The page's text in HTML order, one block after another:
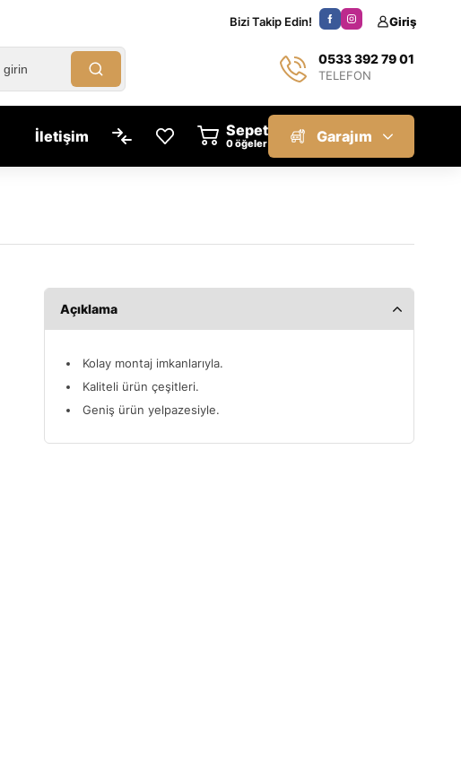
Bizi Takip Edin! Giriş
0533 392 79 01
TELEFON
İletişim Sepet
öğeler Garajım
Açıklama
Kolay montaj imkanlarıyla.
Kaliteli ürün çeşitleri.
Geniş ürün yelpazesiyle.